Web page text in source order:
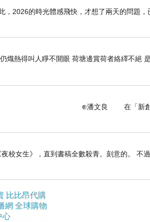
，2026的時光體感飛快，才想了兩天的問題
熾熱得叫人睜不開眼 荷塘邊賞荷者絡繹不絕
潘文良 在「新創之谷
校女生》，直到書稿全數殺青。刻意的。 不
比比昂代購
網 全球購物
心